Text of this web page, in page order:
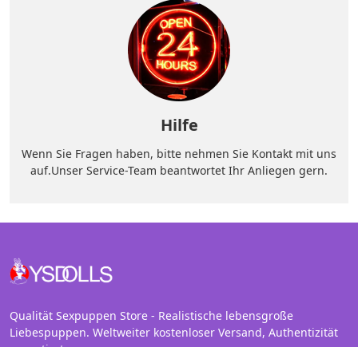
Hilfe
Wenn Sie Fragen haben, bitte nehmen Sie Kontakt mit uns
auf.Unser Service-Team beantwortet Ihr Anliegen gern.
Qualität Sexpuppen Store - Realistische lebensgroße
Liebespuppen. Weltweiter kostenloser Versand, Authentizität